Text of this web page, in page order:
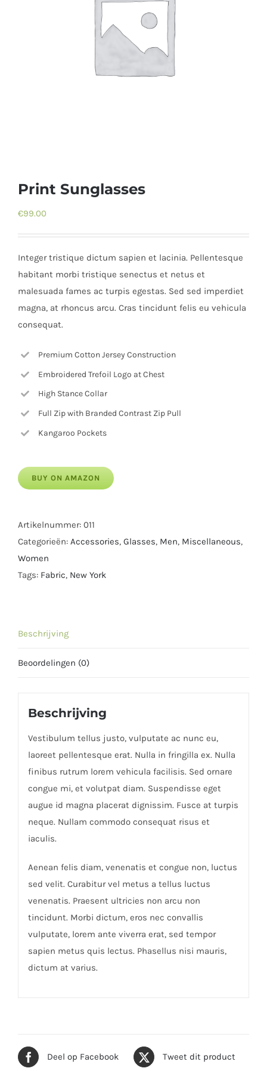
Print Sunglasses
€99.00
Integer tristique dictum sapien et lacinia. Pellentesque
habitant morbi tristique senectus et netus et
malesuada fames ac turpis egestas. Sed sed imperdiet
magna, at rhoncus arcu. Cras tincidunt felis eu vehicula
consequat.
Premium Cotton Jersey Construction
Embroidered Trefoil Logo at Chest
High Stance Collar
Full Zip with Branded Contrast Zip Pull
Kangaroo Pockets
BUY ON AMAZON
Artikelnummer: 011
Categorieën: Accessories, Glasses, Men, Miscellaneous,
Women
Tags: Fabric, New York
Beschrijving
Beoordelingen (0)
Beschrijving
Vestibulum tellus justo, vulputate ac nunc eu,
laoreet pellentesque erat. Nulla in fringilla ex. Nulla
finibus rutrum lorem vehicula facilisis. Sed ornare
congue mi, et volutpat diam. Suspendisse eget
augue id magna placerat dignissim. Fusce at turpis
neque. Nullam commodo consequat risus et
iaculis.
Aenean felis diam, venenatis et congue non, luctus
sed velit. Curabitur vel metus a tellus luctus
venenatis. Praesent ultricies non arcu non
tincidunt. Morbi dictum, eros nec convallis
vulputate, lorem ante viverra erat, sed tempor
sapien metus quis lectus. Phasellus nisi mauris,
dictum at varius.
Deel op Facebook Tweet dit product